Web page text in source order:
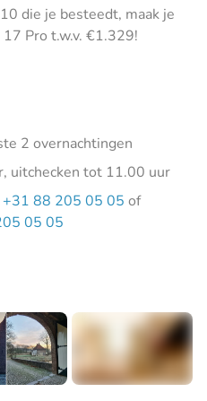
die je besteedt, maak je
Pro t.w.v. €1.329!
2 overnachtingen
uitchecken tot 11.00 uur
+31 88 205 05 05 of
05 05